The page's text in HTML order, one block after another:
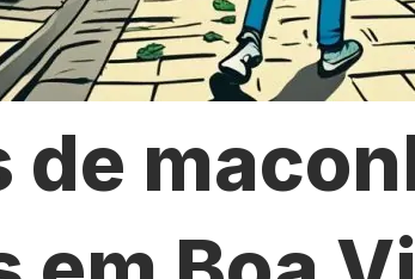
de